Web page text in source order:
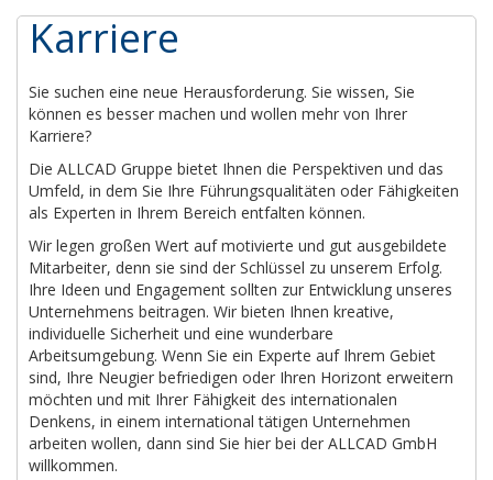
Karriere
Sie suchen eine neue Herausforderung. Sie wissen, Sie
können es besser machen und wollen mehr von Ihrer
Karriere?
Die ALLCAD Gruppe bietet Ihnen die Perspektiven und das
Umfeld, in dem Sie Ihre Führungsqualitäten oder Fähigkeiten
als Experten in Ihrem Bereich entfalten können.
Wir legen großen Wert auf motivierte und gut ausgebildete
Mitarbeiter, denn sie sind der Schlüssel zu unserem Erfolg.
Ihre Ideen und Engagement sollten zur Entwicklung unseres
Unternehmens beitragen. Wir bieten Ihnen kreative,
individuelle Sicherheit und eine wunderbare
Arbeitsumgebung. Wenn Sie ein Experte auf Ihrem Gebiet
sind, Ihre Neugier befriedigen oder Ihren Horizont erweitern
möchten und mit Ihrer Fähigkeit des internationalen
Denkens, in einem international tätigen Unternehmen
arbeiten wollen, dann sind Sie hier bei der ALLCAD GmbH
willkommen.